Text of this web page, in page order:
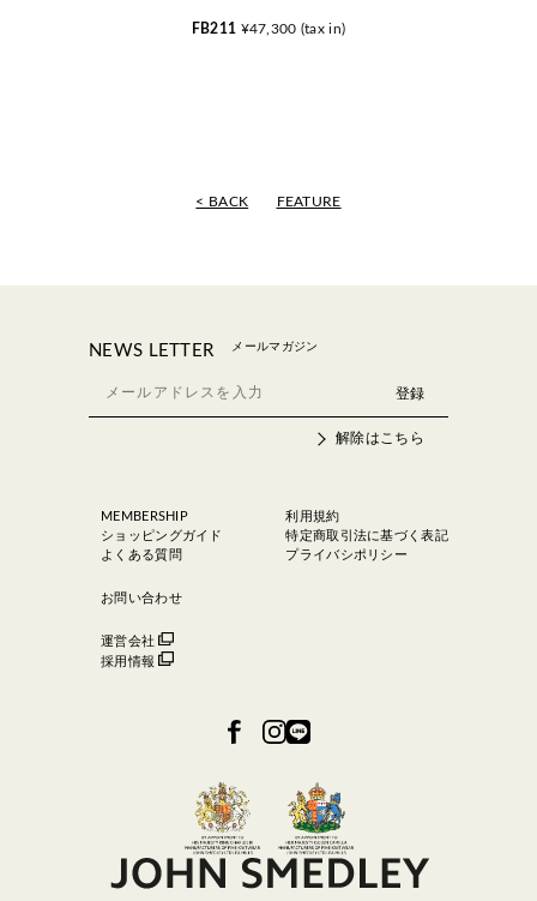
FB211 ¥47,300 (tax in)
< BACK FEATURE
NEWS LETTER メールマガジン
解除はこちら
MEMBERSHIP
ショッピングガイド
よくある質問
お問い合わせ
運営会社
採用情報
利用規約
特定商取引法に基づく表記
プライバシポリシー